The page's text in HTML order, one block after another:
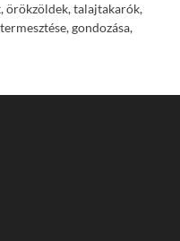
örökzöldek, talajtakarók,
gondozása,